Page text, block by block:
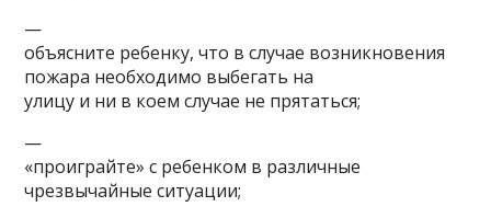
—
объясните ребенку, что в случае возникновения
пожара необходимо выбегать на
улицу и ни в коем случае не прятаться;
—
«проиграйте» с ребенком в различные
чрезвычайные ситуации;